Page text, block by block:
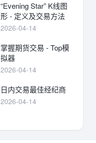
“Evening Star” K线图
形 - 定义及交易方法
2026-04-14
掌握期货交易 - Top模
拟器
2026-04-14
日内交易最佳经纪商
2026-04-14